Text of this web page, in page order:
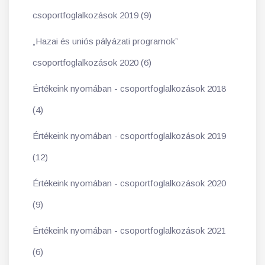
csoportfoglalkozások 2019 (9)
„Hazai és uniós pályázati programok”
csoportfoglalkozások 2020 (6)
Értékeink nyomában - csoportfoglalkozások 2018
(4)
Értékeink nyomában - csoportfoglalkozások 2019
(12)
Értékeink nyomában - csoportfoglalkozások 2020
(9)
Értékeink nyomában - csoportfoglalkozások 2021
(6)